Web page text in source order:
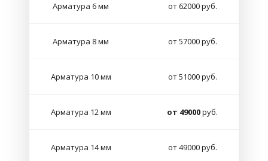
Арматура 6 мм от 62000 руб.
Арматура 8 мм от 57000 руб.
Арматура 10 мм от 51000 руб.
Арматура 12 мм от 49000руб.
Арматура 14 мм от 49000 руб.